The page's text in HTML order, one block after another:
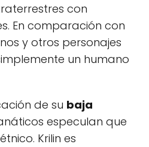
con
En comparación con
y otros personajes
un humano
de su baja
especulan que
Krilin es